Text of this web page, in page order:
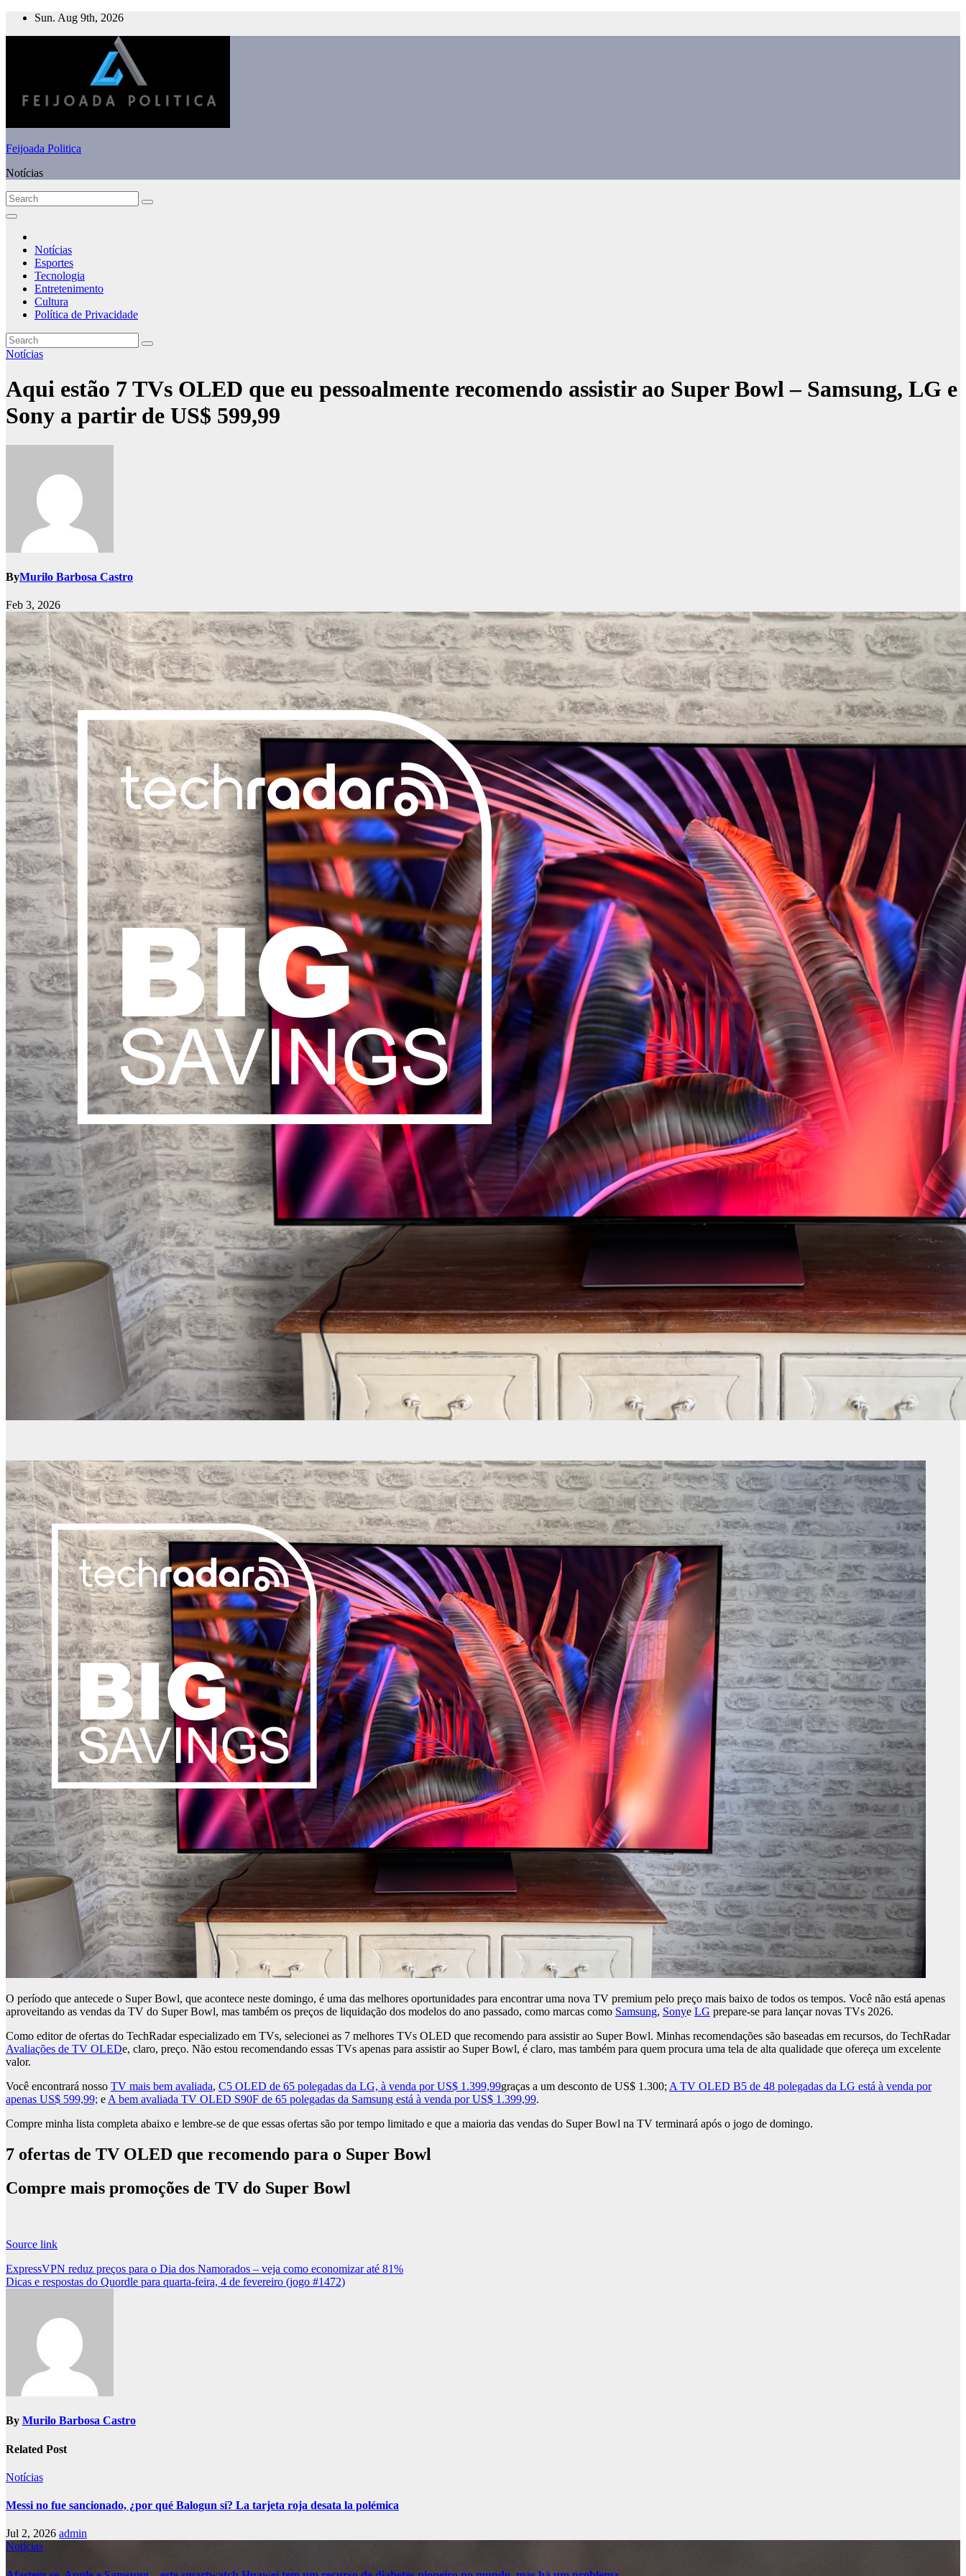
Skip
Sun. Aug 9th, 2026
Feijoada Politica
Notícias
Notícias
Esportes
Tecnologia
Entretenimento
Cultura
Política de Privacidade
Notícias
Aqui estão 7 TVs OLED que eu pessoalmente recomendo assistir ao Super Bowl – Samsung, LG e
Sony a partir de US$ 599,99
ByMurilo Barbosa Castro
Feb 3, 2026
O período que antecede o Super Bowl, que acontece neste domingo, é uma das melhores oportunidades para encontrar uma nova TV premium pelo preço mais baixo de todos os tempos. Você não está apenas
aproveitando as vendas da TV do Super Bowl, mas também os preços de liquidação dos modelos do ano passado, como marcas como Samsung, Sonye LG prepare-se para lançar novas TVs 2026.
Como editor de ofertas do TechRadar especializado em TVs, selecionei as 7 melhores TVs OLED que recomendo para assistir ao Super Bowl. Minhas recomendações são baseadas em recursos, do TechRadar
Avaliações de TV OLEDe, claro, preço. Não estou recomendando essas TVs apenas para assistir ao Super Bowl, é claro, mas também para quem procura uma tela de alta qualidade que ofereça um excelente
valor.
Você encontrará nosso TV mais bem avaliada, C5 OLED de 65 polegadas da LG, à venda por US$ 1.399,99graças a um desconto de US$ 1.300;A TV OLED B5 de 48 polegadas da LG está à venda por
apenas US$ 599,99; eA bem avaliada TV OLED S90F de 65 polegadas da Samsung está à venda por US$ 1.399,99.
Compre minha lista completa abaixo e lembre-se de que essas ofertas são por tempo limitado e que a maioria das vendas do Super Bowl na TV terminará após o jogo de domingo.
7 ofertas de TV OLED que recomendo para o Super Bowl
Compre mais promoções de TV do Super Bowl
Source link
Post
navigation
ExpressVPN reduz preços para o Dia dos Namorados – veja como economizar até 81%
Dicas e respostas do Quordle para quarta-feira, 4 de fevereiro (jogo #1472)
By Murilo Barbosa Castro
Related Post
Notícias
Messi no fue sancionado, ¿por qué Balogun sí? La tarjeta roja desata la polémica
Jul 2, 2026 admin
Notícias